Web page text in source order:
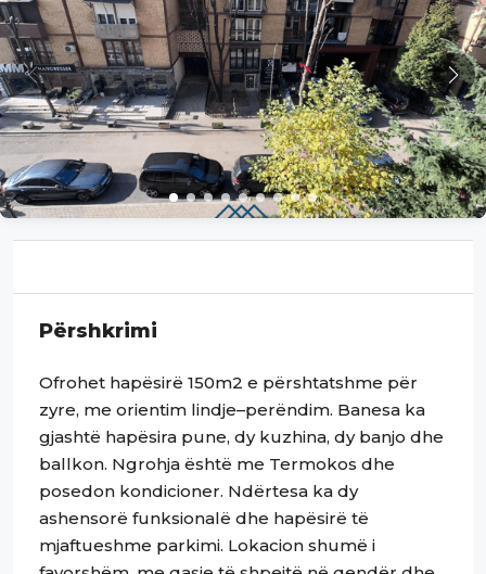
Përshkrimi
Ofrohet hapësirë 150m2 e përshtatshme për
zyre, me orientim lindje–perëndim. Banesa ka
gjashtë hapësira pune, dy kuzhina, dy banjo dhe
ballkon. Ngrohja është me Termokos dhe
posedon kondicioner. Ndërtesa ka dy
ashensorë funksionalë dhe hapësirë të
mjaftueshme parkimi. Lokacion shumë i